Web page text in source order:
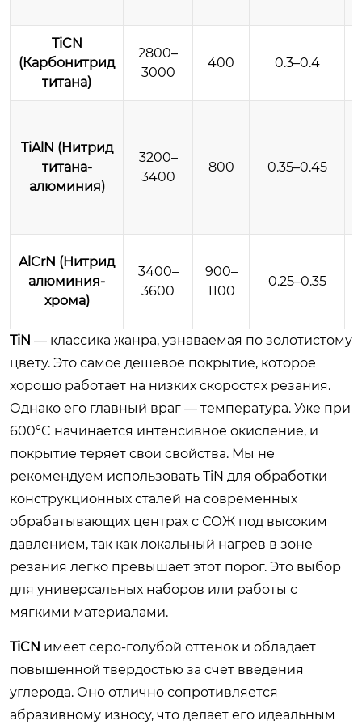
TiCN
(Карбонитрид
титана)
2800–
3000
400 0.3–0.4
TiAlN (Нитрид
титана-
алюминия)
3200–
3400
800 0.35–0.45
AlCrN (Нитрид
алюминия-
хрома)
3400–
3600
900–
1100
0.25–0.35
TiN — классика жанра, узнаваемая по золотистому
цвету. Это самое дешевое покрытие, которое
хорошо работает на низких скоростях резания.
Однако его главный враг — температура. Уже при
600°C начинается интенсивное окисление, и
покрытие теряет свои свойства. Мы не
рекомендуем использовать TiN для обработки
конструкционных сталей на современных
обрабатывающих центрах с СОЖ под высоким
давлением, так как локальный нагрев в зоне
резания легко превышает этот порог. Это выбор
для универсальных наборов или работы с
мягкими материалами.
TiCN имеет серо-голубой оттенок и обладает
повышенной твердостью за счет введения
углерода. Оно отлично сопротивляется
абразивному износу, что делает его идеальным